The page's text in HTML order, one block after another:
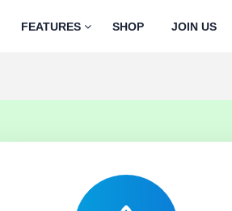
FEATURES SHOP JOIN US